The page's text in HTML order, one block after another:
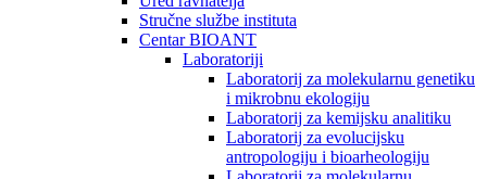
Stručne službe instituta
Centar BIOANT
Laboratoriji
Laboratorij za molekularnu genetiku
i mikrobnu ekologiju
Laboratorij za kemijsku analitiku
Laboratorij za evolucijsku
antropologiju i bioarheologiju